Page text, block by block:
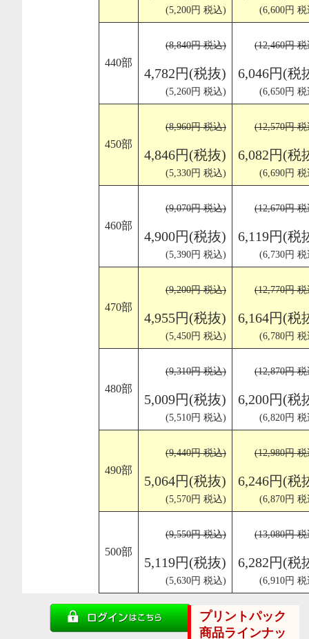
(5,200円 税込) (6,600円
440部
(8,840円 税込)
4,782円(税抜)
(5,260円 税込)
(12,460円
6,046円(税
(6,650円
450部
(8,960円 税込)
4,846円(税抜)
(5,330円 税込)
(12,570円
6,082円(税
(6,690円
460部
(9,070円 税込)
4,900円(税抜)
(5,390円 税込)
(12,670円
6,119円(税
(6,730円
470部
(9,200円 税込)
4,955円(税抜)
(5,450円 税込)
(12,770円
6,164円(税
(6,780円
480部
(9,310円 税込)
5,009円(税抜)
(5,510円 税込)
(12,870円
6,200円(税
(6,820円
490部
(9,440円 税込)
5,064円(税抜)
(5,570円 税込)
(12,980円
6,246円(税
(6,870円
500部
(9,550円 税込)
5,119円(税抜)
(5,630円 税込)
(13,080円
6,282円(税
(6,910円
プリントパック
商品ラインナッ